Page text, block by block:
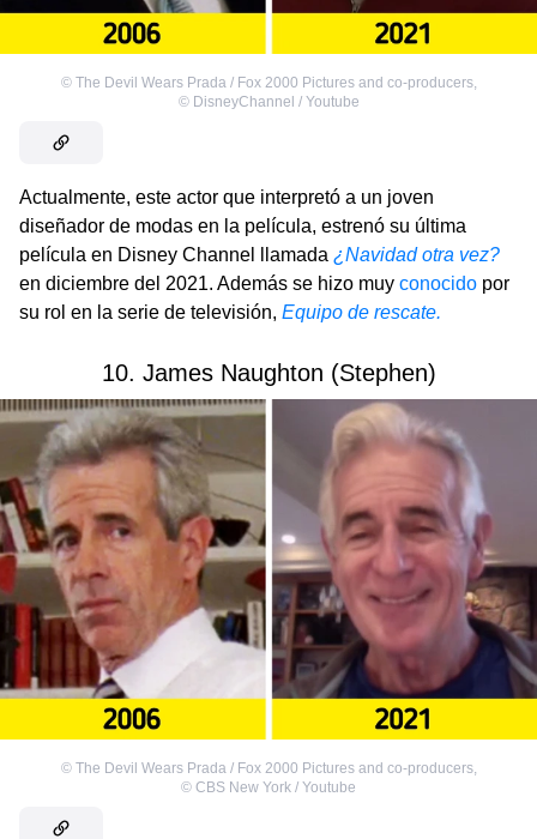
© The Devil Wears Prada / Fox 2000 Pictures and co-producers,
© DisneyChannel / Youtube
Actualmente, este actor que interpretó a un joven
diseñador de modas en la película, estrenó su última
película en Disney Channel llamada ¿Navidad otra vez?
en diciembre del 2021. Además se hizo muy conocido por
su rol en la serie de televisión, Equipo de rescate.
10. James Naughton (Stephen)
© The Devil Wears Prada / Fox 2000 Pictures and co-producers,
© CBS New York / Youtube